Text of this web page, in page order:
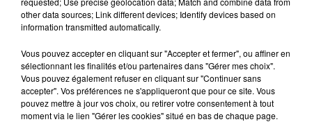
podcasts/2023/12/astro-121223.mp3
other data sources; Link different devices; Identify devices based on
information transmitted automatically.
Vous pouvez accepter en cliquant sur "Accepter et fermer", ou affiner en
sélectionnant les finalités et/ou partenaires dans "Gérer mes choix".
Vous pouvez également refuser en cliquant sur "Continuer sans
accepter". Vos préférences ne s'appliqueront que pour ce site. Vous
pouvez mettre à jour vos choix, ou retirer votre consentement à tout
moment via le lien "Gérer les cookies" situé en bas de chaque page.